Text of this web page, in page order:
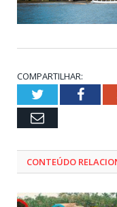
COMPARTILHAR:
Twitter
Email
CONTEÚDO